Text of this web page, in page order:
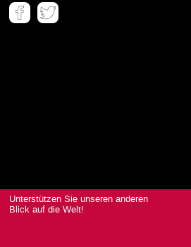
Unterstützen Sie unseren anderen
Blick auf die Welt!
Meta
-